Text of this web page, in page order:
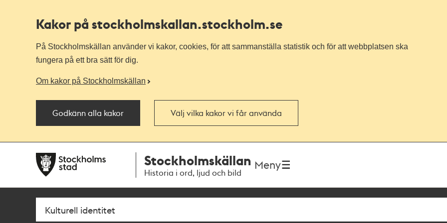
Kakor på stockholmskallan.stockholm.se
På Stockholmskällan använder vi kakor, cookies, för att sammanställa statistik och för att webbplatsen ska
fungera på ett bra sätt för dig.
Om kakor på Stockholmskällan
Godkänn alla kakor Välj vilka kakor vi får använda
navigationen
huvudinnehållet
Stockholmskällan
Historia i ord, ljud och bild
Meny
Sök